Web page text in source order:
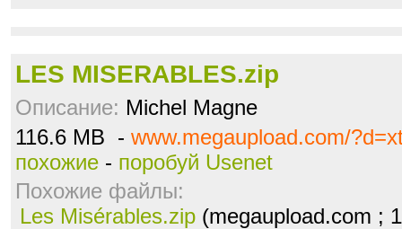
LES MISERABLES.zip
Описание: Michel Magne
116.6 MB - www.megaupload.com/
похожие - поробуй Usenet
Похожие файлы:
Les Misérables.zip (megaupload.com ;